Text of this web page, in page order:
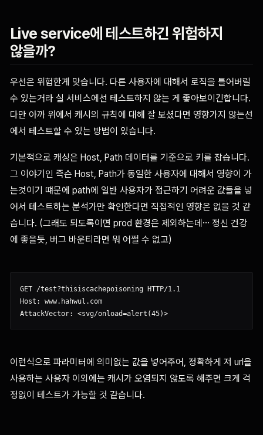
Live service에 테스트하긴 위험하지
않을까?
우선은 위험한게 맞습니다. 다른 사용자에 대해서 로직을 틀어버릴
수 있는거라 실 서비스에선 테스트하지 않는 게 좋아보이긴합니다.
다만 아까 위에서 캐시의 규칙에 대해 잘 보셨다면 영향가지 않는선
에서 테스트할 수 있는 방법이 있습니다.
기본적으로 캐싱은 Host, Path 데이터를 기준으로 키를 잡습니다.
그 이야기인 즉슨 Host, Path가 동일한 사용자에 대해서 영향이 가
는것이기 떄문에 path에 일반 사용자가 접근하기 어려운 값들을 넣
어서 테스트하는 분석가만 확인한다면 직접적인 영향은 없을 것 같
습니다. (그래도 되도록이면 prod 환경은 제외하는데… 정신 건강
에 좋을듯, 버그 바운티라면 뭐 어쩔 수 없고)
GET /test?thisiscachepoisoning HTTP/1.1
Host: www.hahwul.com
이런식으로 파라미터에 의미없는 값을 넣어주어, 정확하게 저 url을
사용하는 사용자 이외에는 캐시가 오염되지 않도록 해주면 크게 걱
정없이 테스트가 가능할 것 같습니다.